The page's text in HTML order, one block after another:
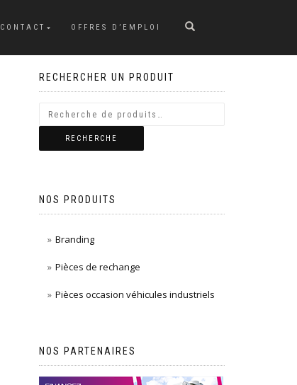
CONTACT OFFRES D’EMPLOI
RECHERCHER UN PRODUIT
RECHERCHE
NOS PRODUITS
Branding
Pièces de rechange
Pièces occasion véhicules industriels
NOS PARTENAIRES